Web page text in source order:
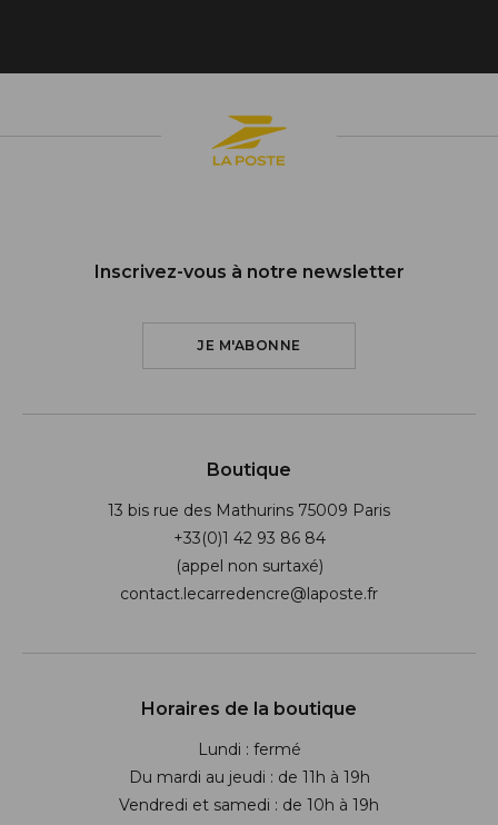
Inscrivez-vous à notre newsletter
JE M'ABONNE
Boutique
13 bis rue des Mathurins 75009 Paris
+33(0)1 42 93 86 84
(appel non surtaxé)
contact.lecarredencre@laposte.fr
Horaires de la boutique
Lundi : fermé
Du mardi au jeudi : de 11h à 19h
Vendredi et samedi : de 10h à 19h